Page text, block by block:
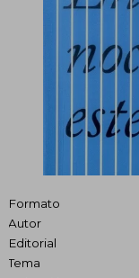
Formato
Autor
Editorial
Tema